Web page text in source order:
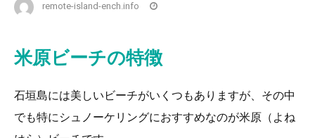
remote-island-ench.info
米原ビーチの特徴
石垣島には美しいビーチがいくつもありますが、その中
でも特にシュノーケリングにおすすめなのが米原（よね